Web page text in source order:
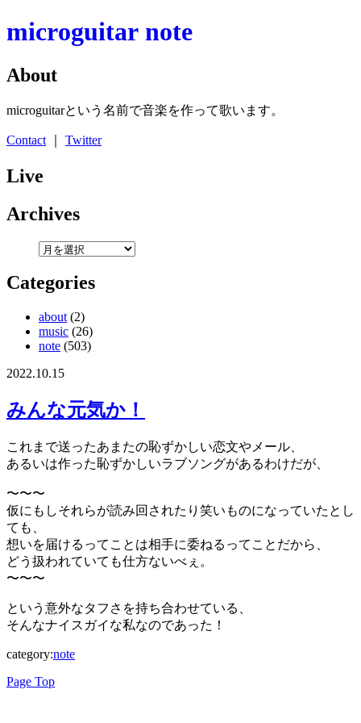
About
microguitarという名前で音楽を作って歌います。
Contact Twitter
Live
Archives
Categories
about (2)
music (26)
note (503)
2022.10.15
みんな元気か！
これまで送ったあまたの恥ずかしい恋文やメール、
あるいは作った恥ずかしいラブソングがあるわけだが、
〜〜〜
仮にもしそれらが読み回されたり笑いものになっていたとし
ても、
想いを届けるってことは相手に委ねるってことだから、
どう扱われていても仕方ないべぇ。
〜〜〜
という意外なタフさを持ち合わせている、
そんなナイスガイな私なのであった！
category:note
Page Top